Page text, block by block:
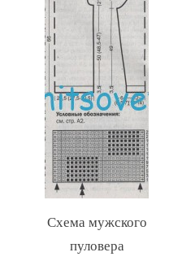
Схема мужского
пуловера